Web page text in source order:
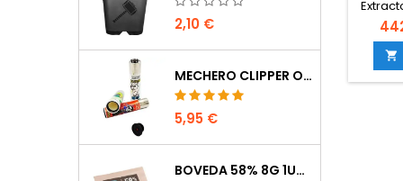
2,10 €
MECHERO CLIPPER OCULTACIÓN
5,95 €
BOVEDA 58% 8G 1UDS
